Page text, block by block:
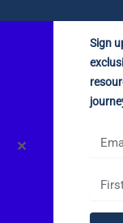
✕
Sign